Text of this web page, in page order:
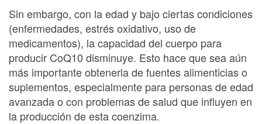
Sin embargo, con la edad y bajo ciertas condiciones
(enfermedades, estrés oxidativo, uso de
medicamentos), la capacidad del cuerpo para
producir CoQ10 disminuye. Esto hace que sea aún
más importante obtenerla de fuentes alimenticias o
suplementos, especialmente para personas de edad
avanzada o con problemas de salud que influyen en
la producción de esta coenzima.